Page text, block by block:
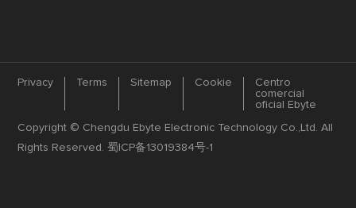
Privacy Terms Sitemap Cookie
Centro
comercial
oficial Ebyte
Copyright © Chengdu Ebyte Electronic Technology Co.,Ltd. All
Rights Reserved.蜀ICP备13019384号-1